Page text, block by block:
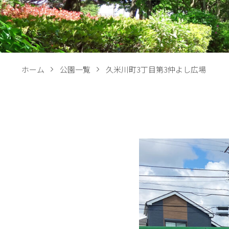
ホーム 公園一覧 久米川町3丁目第3仲よし広場